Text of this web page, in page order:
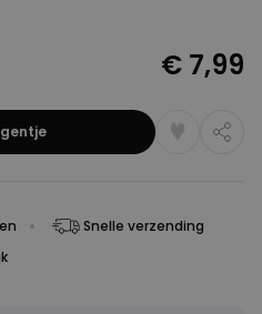
€ 7,99
Snelle verzending